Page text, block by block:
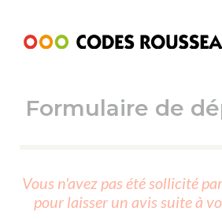
ESPACE ÉLÈVE
Code de la route
Passer l'ASSR
Réviser le code
Formulaire de
Vous n'avez pas été sollicité
pour laisser un avis suite à